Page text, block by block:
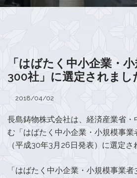
「はばたく中小企業・
300社」に選定されまし
2018/04/02
長島鋳物株式会社は、経済産業省・
む「はばたく中小企業・小規模事
（平成30年3月26日発表）に選定さ
「はばたく中小企業・小規模事業